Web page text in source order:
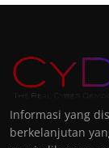
Informasi yang
berkelanjutan